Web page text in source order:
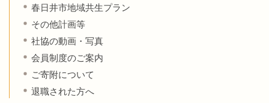
春日井市地域共生プラン
その他計画等
社協の動画・写真
会員制度のご案内
ご寄附について
退職された方へ